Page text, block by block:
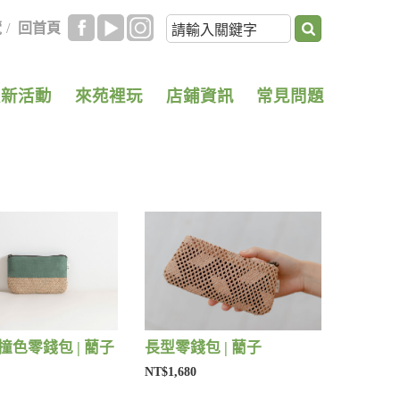
/ 回首頁
活動 來苑裡玩 店鋪資訊 常見問題
色零錢包 | 藺子 長型零錢包 | 藺子
NT$1,680